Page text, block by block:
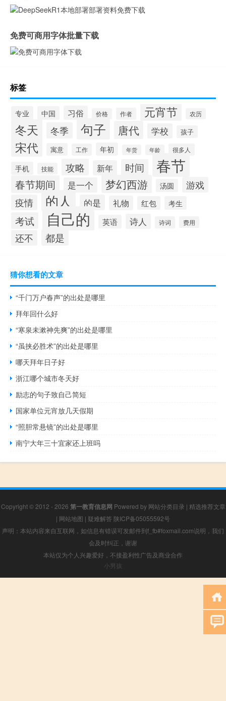
免费可商用字体批量下载
标签
专业 中国 习俗 价格 作者 元宵节 农历
冬天 冬季 句子 唐代 学校 孩子
宋代 寓意 工作 年初 年货 年龄 很多人
手机 技能 攻略 新年 时间 春节
春节期间 是一个 梦幻西游 汤圆
游戏
疫情
的人 的是 礼物 红包 考生
考试 自己的 英语 诗人 诗词 费用
还不 都是
猜你想看的文章
“千门万户春声”的出处是哪里
拜年回什么好
“寒泉未漱神先爽”的出处是哪里
“虽挟必胜术”的出处是哪里
哪天拜年日子好
浙江哪个城市冬天好
励志的句子致自己简短
国家单位元宵放几天假期
“照胆常悬镜”的出处是哪里
南宁大年三十宜家还上班吗
Copyright © 2012 - 2026 第一教育信息网 Powered by 网站分类目录 | 精选推荐文章
| 网站地图 | 疑难解答 陕ICP备05055592号
声明：本站内容来自互联网，如信息有错误可发邮件到f_fb#foxmail.com说明，我们
会及时纠正，谢谢
本站仅为个人兴趣爱好，不接盈利性广告及商业合作
小男孩